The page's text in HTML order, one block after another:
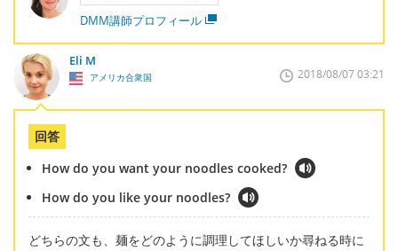
DMM講師プロフィール
Eli M
アメリカ合衆国 2018/08/07 03:21
回答
How do you want your noodles cooked?
How do you like your noodles?
どちらの文も、麺をどのように調理してほしいか尋ねる時に